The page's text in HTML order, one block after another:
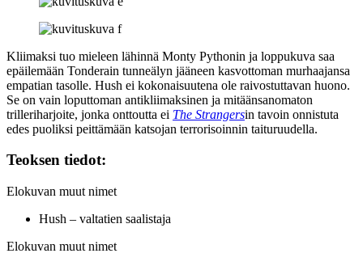
Kliimaksi tuo mieleen lähinnä Monty Pythonin ja loppukuva saa
epäilemään Tonderain tunneälyn jääneen kasvottoman murhaajansa
empatian tasolle. Hush ei kokonaisuutena ole raivostuttavan huono.
Se on vain loputtoman antikliimaksinen ja mitäänsanomaton
trilleriharjoite, jonka onttoutta ei The Strangersin tavoin onnistuta
edes puoliksi peittämään katsojan terrorisoinnin taituruudella.
Teoksen tiedot:
Elokuvan muut nimet
Hush – valtatien saalistaja
Elokuvan muut nimet